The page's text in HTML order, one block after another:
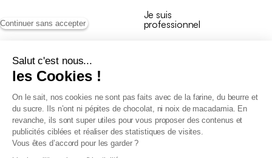
Continuer sans accepter
Salut c'est nous...
les Cookies !
On le sait, nos cookies ne sont pas faits avec de la farine, du beurre et
du sucre. Ils n’ont ni pépites de chocolat, ni noix de macadamia. En
revanche, ils sont super utiles pour vous proposer des contenus et
publicités ciblées et réaliser des statistiques de visites.
Vous êtes d’accord pour les garder ?
Je suis
professionnel
Conditions générales de vente
Conditions générales du programme de fidélité
Charte de données personnelles
Conditions générales de vente Pro
Déclaration d’accessibilité